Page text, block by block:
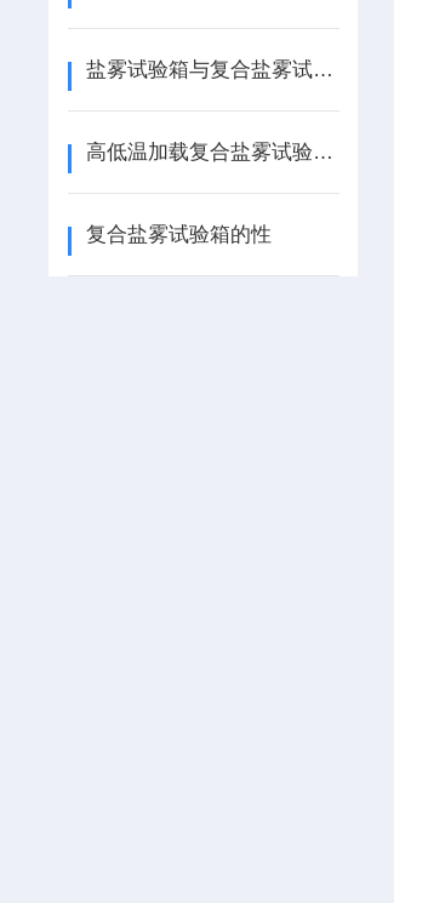
盐雾试验箱与复合盐雾试验箱区别
高低温加载复合盐雾试验箱的维护与保养要点说明
复合盐雾试验箱的性